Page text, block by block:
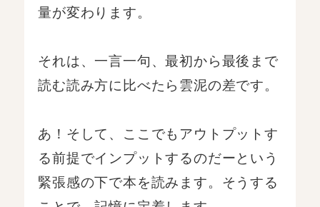
量が変わります。
それは、一言一句、最初から最後まで
読む読み方に比べたら雲泥の差です。
あ！そして、ここでもアウトプットす
る前提でインプットするのだーという
緊張感の下で本を読みます。そうする